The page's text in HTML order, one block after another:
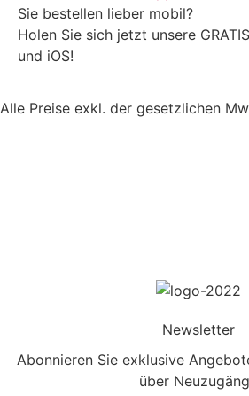
Sie bestellen lieber mobil?
Holen Sie sich jetzt unsere
und iOS!
Alle Preise exkl. der gesetzlichen
Newsletter
Abonnieren Sie exklusive
über